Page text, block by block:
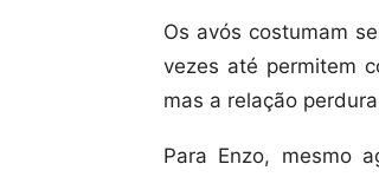
Os avós costumam
vezes até permitem
mas a relação
Para Enzo, mesmo